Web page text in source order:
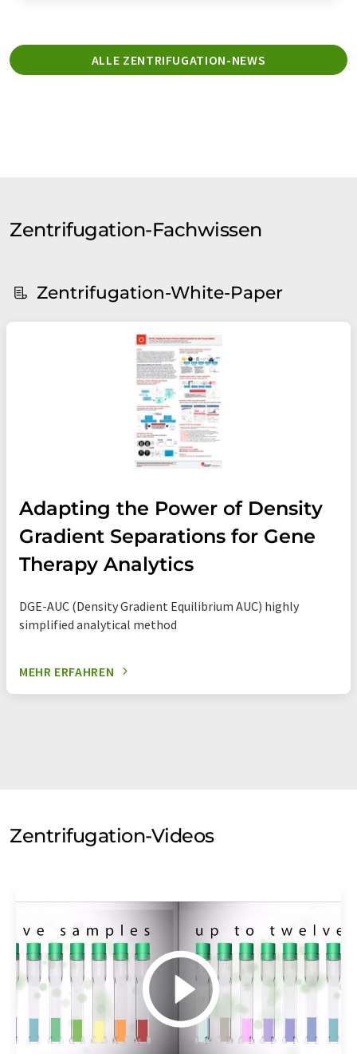
ALLE ZENTRIFUGATION-NEWS
Zentrifugation-Fachwissen
Zentrifugation-White-Paper
Adapting the Power of Density
Gradient Separations for Gene
Therapy Analytics
DGE-AUC (Density Gradient Equilibrium AUC) highly
simplified analytical method
MEHR ERFAHREN
Zentrifugation-Videos